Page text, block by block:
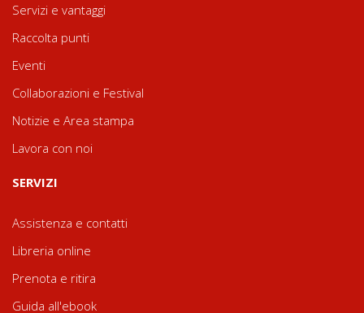
Servizi e vantaggi
Raccolta punti
Eventi
Collaborazioni e Festival
Notizie e Area stampa
Lavora con noi
SERVIZI
Assistenza e contatti
Libreria online
Prenota e ritira
Guida all'ebook